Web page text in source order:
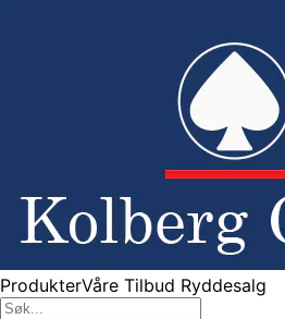
ProdukterVåre Tilbud Ryddesalg